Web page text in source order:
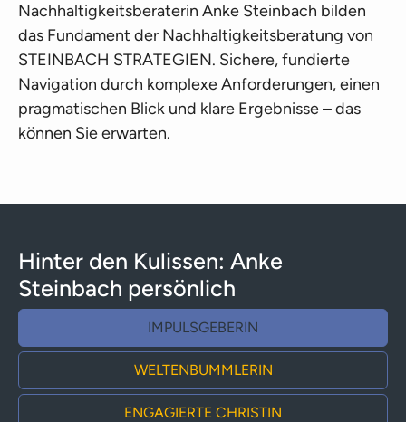
Nachhaltigkeitsberaterin Anke Steinbach bilden
das Fundament der Nachhaltigkeitsberatung von
STEINBACH STRATEGIEN. Sichere, fundierte
Navigation durch komplexe Anforderungen, einen
pragmatischen Blick und klare Ergebnisse – das
können Sie erwarten.
Hinter den Kulissen: Anke
Steinbach persönlich
IMPULSGEBERIN
WELTENBUMMLERIN
ENGAGIERTE CHRISTIN